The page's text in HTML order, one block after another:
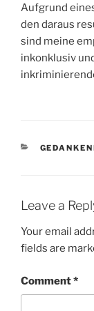
Aufgrund
den daraus
sind meine
inkonklusiv
Leave a
Your email
fields are
Comment*